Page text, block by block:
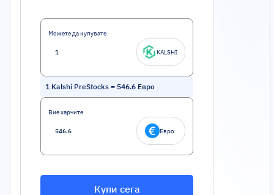
Можете да купувате
KALSHI
1 Kalshi PreStocks = 546.6 Евро
Вие харчите
Евро
Купи сега